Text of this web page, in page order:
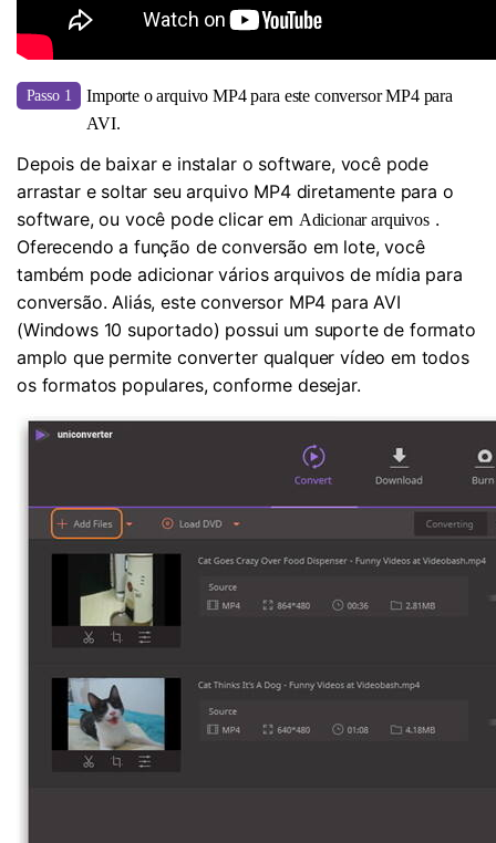
Passo 1
Importe o arquivo MP4 para este conversor MP4 para
AVI.
Depois de baixar e instalar o software, você pode
arrastar e soltar seu arquivo MP4 diretamente para o
software, ou você pode clicar em Adicionar arquivos.
Oferecendo a função de conversão em lote, você
também pode adicionar vários arquivos de mídia para
conversão. Aliás, este conversor MP4 para AVI
(Windows 10 suportado) possui um suporte de formato
amplo que permite converter qualquer vídeo em todos
os formatos populares, conforme desejar.